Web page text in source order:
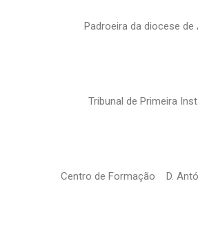
Padroeira da diocese de
Tribunal de Primeira
Centro de Formação D.